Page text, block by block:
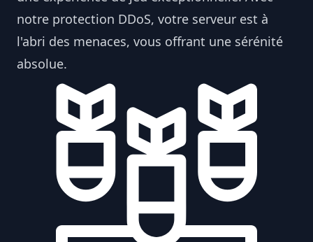
notre protection DDoS, votre serveur est à
l'abri des menaces, vous offrant une sérénité
absolue.